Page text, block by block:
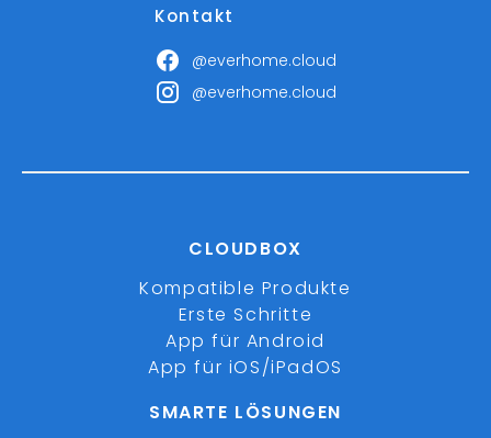
Kontakt
@everhome.cloud
@everhome.cloud
CLOUDBOX
Kompatible Produkte
Erste Schritte
App für Android
App für iOS/iPadOS
SMARTE LÖSUNGEN